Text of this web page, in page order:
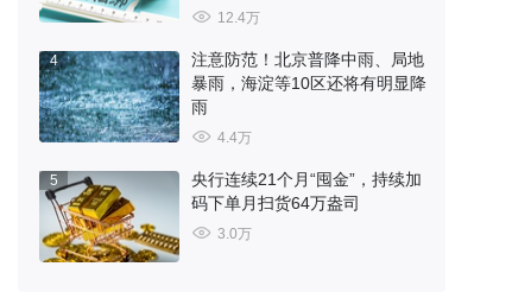
12.4万
4
注意防范！北京普降中雨、局地
暴雨，海淀等10区还将有明显降
雨
4.4万
5
央行连续21个月“囤金”，持续加
码下单月扫货64万盎司
3.0万